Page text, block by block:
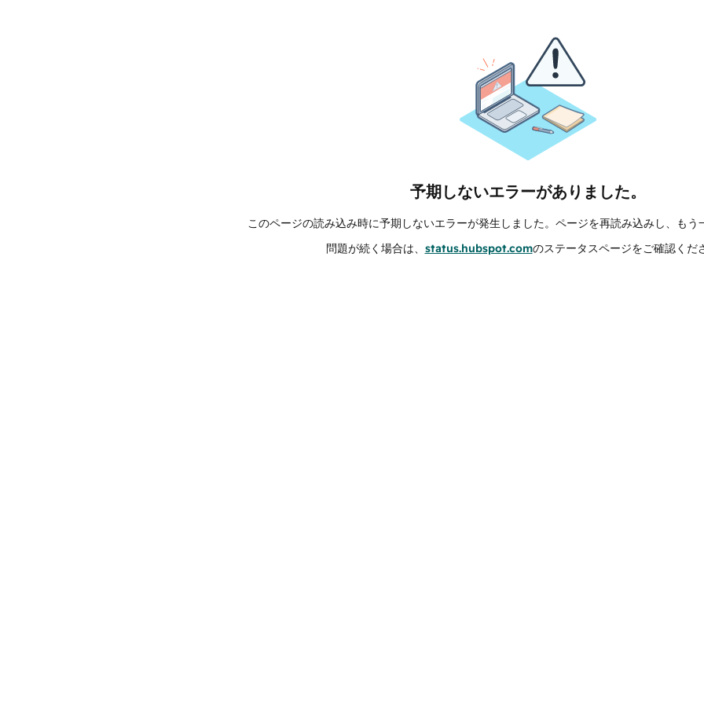
予期しないエラーがありました。
このページの読み込み時に予期しないエラーが発生しました。ページを再読み込みし、もう
問題が続く場合は、 status.hubspot.comのステータスページをご確認くだ